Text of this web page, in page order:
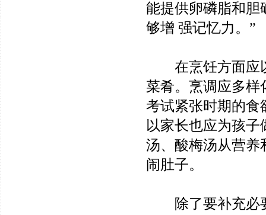
能提供卵磷脂和胆
够增 强记忆力。”
在烹饪方面应以
菜肴。烹调应多样
考试紧张时期的食
以家长也应为孩
汤、酸梅汤从营养
闹肚子。
除了要补充必要